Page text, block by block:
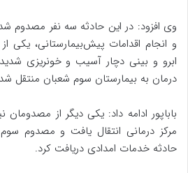
وی افزود: در این حادثه سه نفر مصدوم
و انجام اقدامات پیش‌بیمارستانی، یکی
ابرو و بینی دچار آسیب و خونریزی
درمان به بیمارستان سوم شعبان منتقل
باباپور ادامه داد: یکی دیگر از
مرکز درمانی انتقال یافت و مصدوم
حادثه خدمات امدادی دریافت کرد.